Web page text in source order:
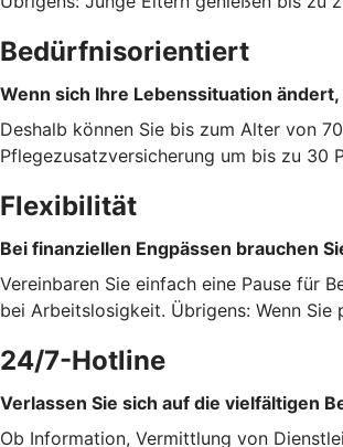
Bedürfnisorientiert
Wenn sich Ihre Lebenssituation
Deshalb können Sie bis zum Alter von
Pflegezusatzversicherung um bis zu 30
Flexibilität
Bei finanziellen Engpässen brauchen
Vereinbaren Sie einfach eine Pause für
bei Arbeitslosigkeit. Übrigens: Wenn
24/7-Hotline
Verlassen Sie sich auf die vielfältigen
Ob Information, Vermittlung von